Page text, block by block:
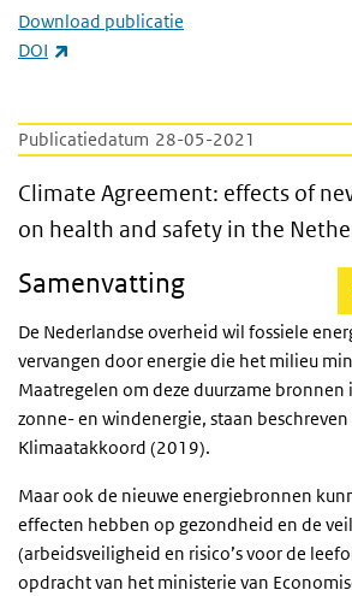
Publicatiedatum 28-05-2021
Climate Agreement:
Climate Agreement: effects of
on health and safety in the
Samenvatting
De Nederlandse overheid wil fossiele
vervangen door energie die het milieu
Maatregelen om deze duurzame bronnen
zonne- en windenergie, staan
Klimaatakkoord (2019).
Maar ook de nieuwe energiebronnen
effecten hebben op gezondheid en de
(arbeidsveiligheid en risico’s voor de
opdracht van het ministerie van
Download publicatie
DOI